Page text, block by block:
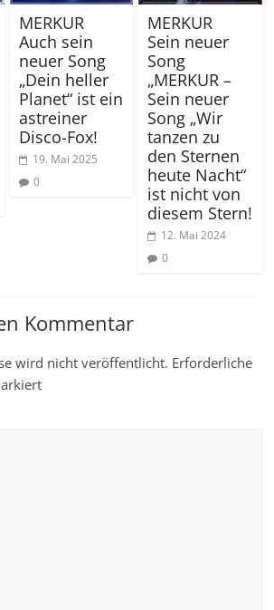
MERKUR
Auch sein
neuer Song
„Dein heller
Planet“ ist ein
astreiner
Disco-Fox!
19. Mai 2025
0
MERKUR
Sein neuer
Song
„MERKUR –
Sein neuer
Song „Wir
tanzen zu
den Sternen
heute Nacht“
ist nicht von
diesem Stern!
12. Mai 2024
0
Kommentar
wird nicht veröffentlicht. Erforderliche